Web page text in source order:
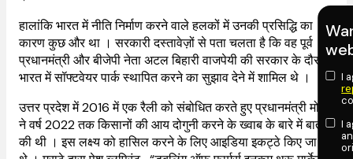
हालांकि भारत में नीति निर्माण करने वाले हलकों में उनकी प्रसिद्धि का
कारण कुछ और था । सरकारी दस्तावेज़ों से पता चलता है कि वह पूर्व
प्रधानमंत्री और बीजेपी नेता अटल बिहारी वाजपेयी की सरकार के दौरान
भारत में सॉफ्टवेयर पार्क स्थापित करने का सुझाव देने में शामिल थे ।
उत्तर प्रदेश में 2016 में एक रैली को संबोधित करते हुए प्रधानमंत्री मोदी
ने वर्ष 2022 तक किसानों की आय दोगुनी करने के ख्वाब के बारे में बात
की थी । इस लक्ष्य को हासिल करने के लिए आइडिया इकट्ठे किए जा रहे
I
I